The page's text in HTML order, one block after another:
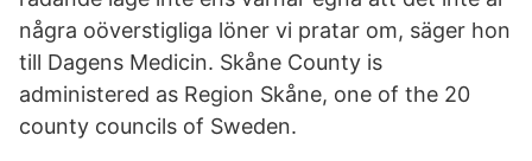
några oöverstigliga löner vi pratar om, säger hon
till Dagens Medicin. Skåne County is
administered as Region Skåne, one of the 20
county councils of Sweden.